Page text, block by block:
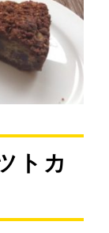
トカ